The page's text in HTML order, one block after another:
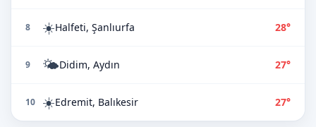
8 ☀️Halfeti, Şanlıurfa 28°
9 🌤️Didim, Aydın 27°
10 ☀️Edremit, Balıkesir 27°